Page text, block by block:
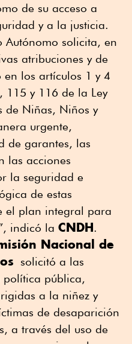
de su acceso a
y a la justicia.
Autónomo solicita, en
atribuciones y de
los artículos 1 y 4
115 y 116 de la Ley
de Niñas, Niños y
urgente,
de garantes, las
las acciones
la seguridad e
de estas
el plan integral para
indicó la CNDH.
Nacional de
solicitó a las
política pública,
a la niñez y
de desaparición
a través del uso de